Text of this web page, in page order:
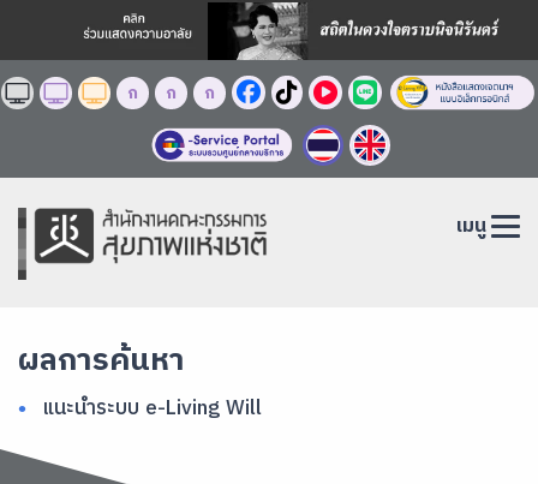
ก ก ก
เมนู
ผลการค้นหา
แนะนำระบบ e-Living Will